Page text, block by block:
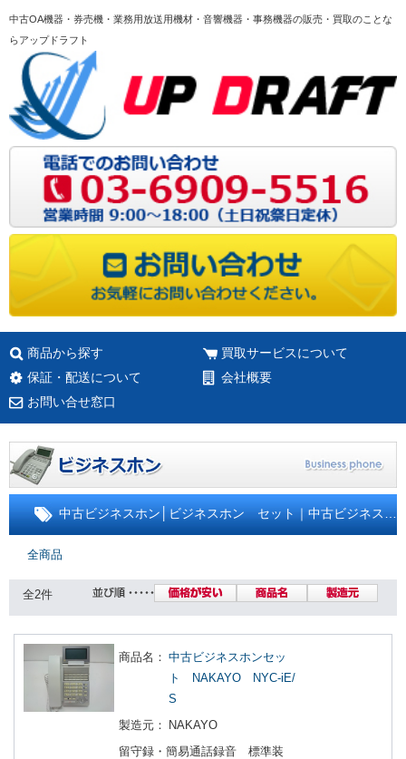
中古OA機器・券売機・業務用放送用機材・音響機器・事務機器の販売・買取のことな
らアップドラフト
商品から探す
買取サービスについて
保証・配送について
会社概要
お問い合せ窓口
中古ビジネスホン ビジネスホン セット｜中古ビジネスホン
全商品
全2件
商品名： 中古ビジネスホンセッ
ト NAKAYO NYC-iE/
S
製造元：
NAKAYO
留守録・簡易通話録音 標準装